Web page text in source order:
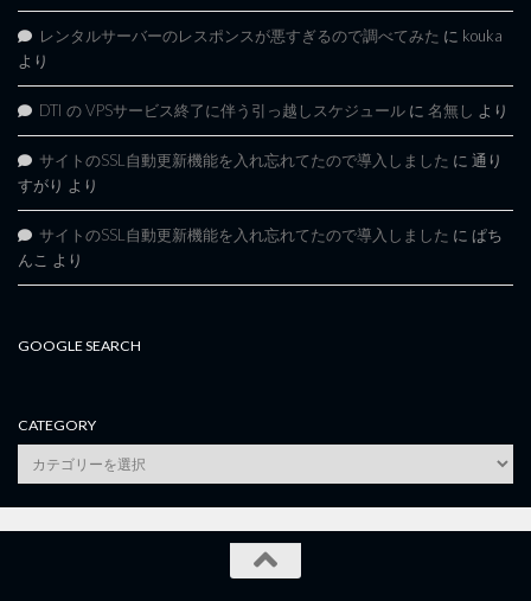
レンタルサーバーのレスポンスが悪すぎるので調べてみた に kouka
より
DTI の VPSサービス終了に伴う引っ越しスケジュール に 名無し より
サイトのSSL自動更新機能を入れ忘れてたので導入しました に 通り
すがり より
サイトのSSL自動更新機能を入れ忘れてたので導入しました に ぱち
んこ より
GOOGLE SEARCH
CATEGORY
category